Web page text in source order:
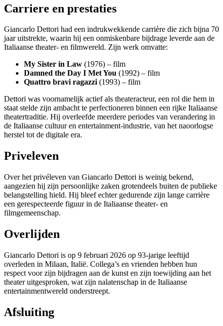
Carriere en prestaties
Giancarlo Dettori had een indrukwekkende carrière die zich bijna 70
jaar uitstrekte, waarin hij een onmiskenbare bijdrage leverde aan de
Italiaanse theater- en filmwereld. Zijn werk omvatte:
My Sister in Law (1976) – film
Damned the Day I Met You (1992) – film
Quattro bravi ragazzi(1993) – film
Dettori was voornamelijk actief als theateracteur, een rol die hem in
staat stelde zijn ambacht te perfectioneren binnen een rijke Italiaanse
theatertraditie. Hij overleefde meerdere periodes van verandering in
de Italiaanse cultuur en entertainment-industrie, van het naoorlogse
herstel tot de digitale era.
Priveleven
Over het privéleven van Giancarlo Dettori is weinig bekend,
aangezien hij zijn persoonlijke zaken grotendeels buiten de publieke
belangstelling hield. Hij bleef echter gedurende zijn lange carrière
een gerespecteerde figuur in de Italiaanse theater- en
filmgemeenschap.
Overlijden
Giancarlo Dettori is op 9 februari 2026 op 93-jarige leeftijd
overleden in Milaan, Italië. Collega’s en vrienden hebben hun
respect voor zijn bijdragen aan de kunst en zijn toewijding aan het
theater uitgesproken, wat zijn nalatenschap in de Italiaanse
entertainmentwereld onderstreept.
Afsluiting